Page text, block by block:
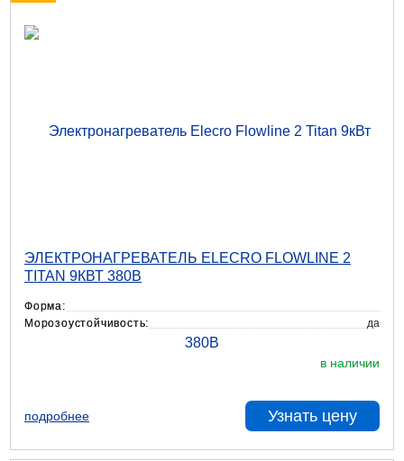
ЭЛЕКТРОНАГРЕВАТЕЛЬ ELECRO FLOWLINE 2
TITAN 9КВТ 380В
Форма:
Морозоустойчивость:
да
в наличии
подробнее Узнать цену